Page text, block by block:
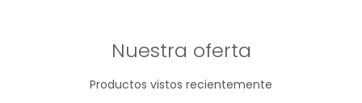
Nuestra oferta
Productos vistos recientemente